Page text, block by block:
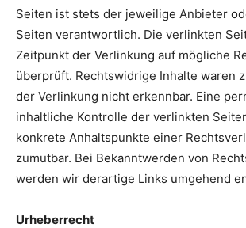
Seiten ist stets der jeweilige Anbieter
Seiten verantwortlich. Die verlinkten
Zeitpunkt der Verlinkung auf mögliche
überprüft. Rechtswidrige Inhalte waren
der Verlinkung nicht erkennbar. Eine
inhaltliche Kontrolle der verlinkten
konkrete Anhaltspunkte einer
zumutbar. Bei Bekanntwerden von
werden wir derartige Links umgehend
Urheberrecht